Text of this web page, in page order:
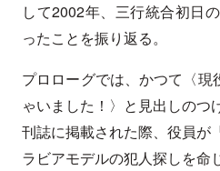
して2002年、三行統合初日
ったことを振り返る。
プロローグでは、かつて〈現
ゃいました！〉と見出しのつ
刊誌に掲載された際、役員が
ラビアモデルの犯人探しを命